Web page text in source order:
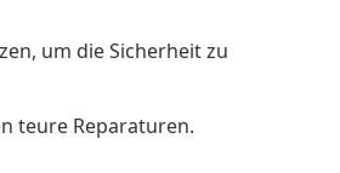
um die Sicherheit zu
teure Reparaturen.